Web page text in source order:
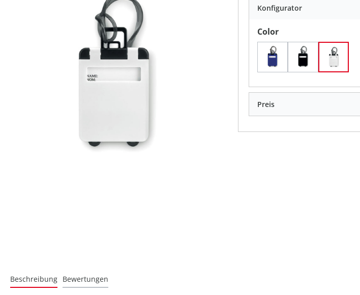
Konfigurator
Colorauswählen
königsblau(37)schwarz(03)weiß(06)
Preis
Beschreibung Bewertungen